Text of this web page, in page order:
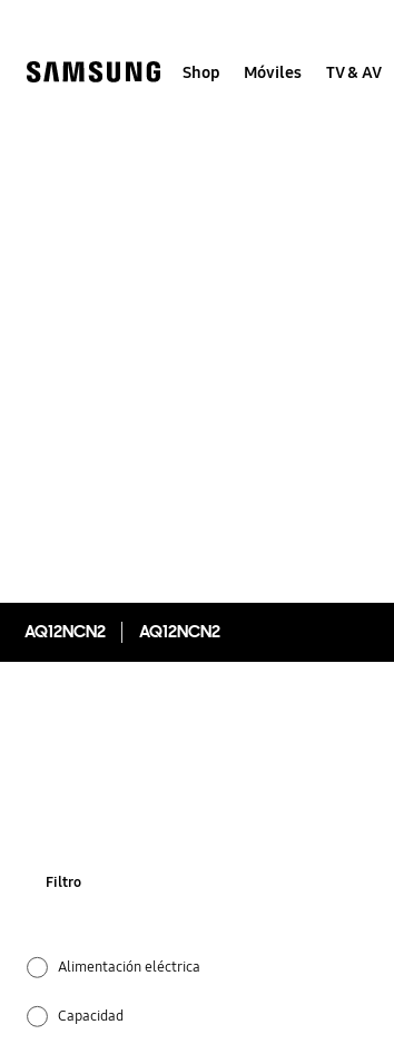
Shop Móviles TV & AV
AQ12NCN2 AQ12NCN2
Filtro
Alimentación eléctrica
Capacidad